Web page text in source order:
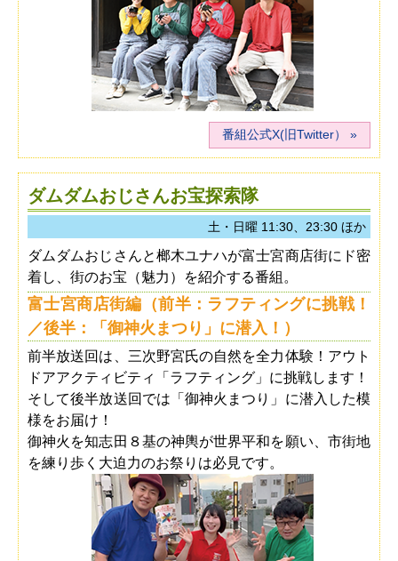
番組公式X(旧Twitter）
ダムダムおじさんお宝探索隊
土・日曜 11:30、23:30 ほか
ダムダムおじさんと榔木ユナハが富士宮商店街にド密
着し、街のお宝（魅力）を紹介する番組。
富士宮商店街編（前半：ラフティングに挑戦！
／後半：「御神火まつり」に潜入！）
前半放送回は、三次野宮氏の自然を全力体験！アウト
ドアアクティビティ「ラフティング」に挑戦します！
そして後半放送回では「御神火まつり」に潜入した模
様をお届け！
御神火を知志田８基の神輿が世界平和を願い、市街地
を練り歩く大迫力のお祭りは必見です。